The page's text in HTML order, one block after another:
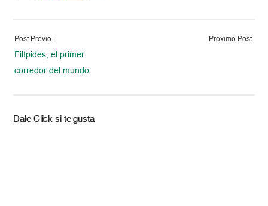
Post Previo:
Filípides, el primer
corredor del mundo
Proximo Post:
Dale Click si te gusta